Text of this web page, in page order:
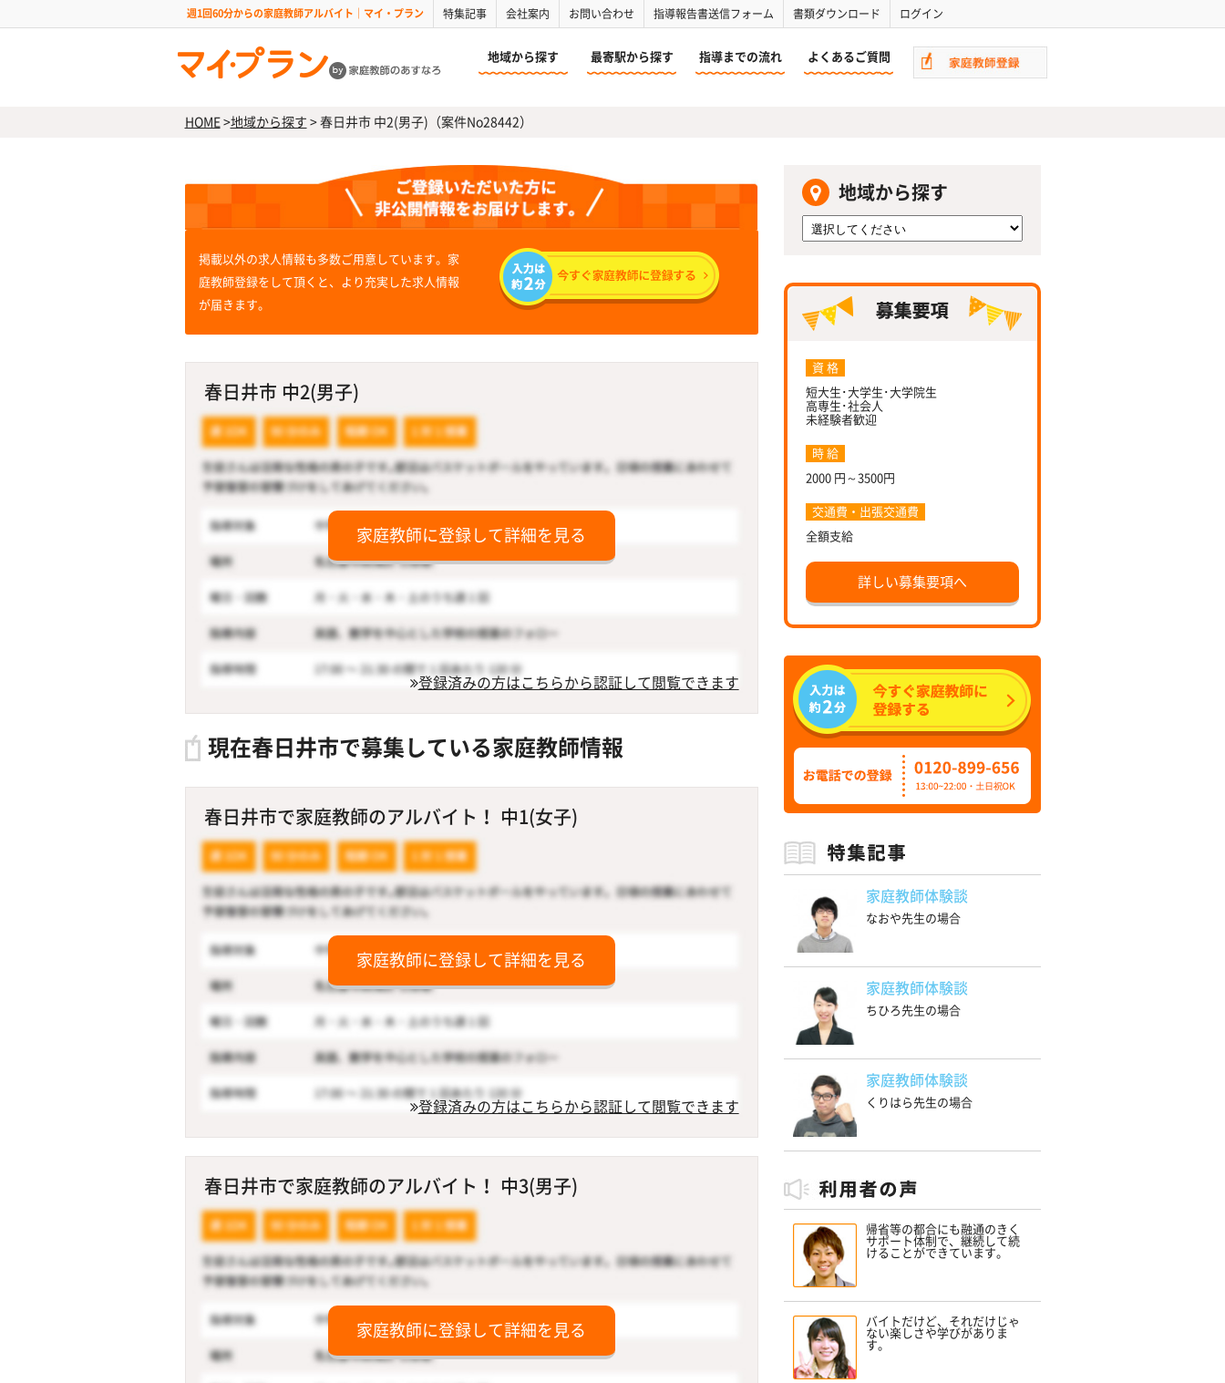
週1回60分からの家庭教師アルバイト｜マイ・プラン 特集記事 会社案内 お問い合わせ 指導報告書送信フォーム 書類ダウンロード ログイン
地域から探す 最寄駅から探す 指導までの流れ よくあるご質問
HOME>地域から探す >春日井市 中2(男子)（案件No28442）
掲載以外の求人情報も多数ご用意しています。家
庭教師登録をして頂くと、より充実した求人情報
が届きます。
春日井市 中2(男子)
家庭教師に登録して詳細を見る
登録済みの方はこちらから認証して閲覧できます
現在春日井市で募集している家庭教師情報
春日井市で家庭教師のアルバイト！ 中1(女子)
家庭教師に登録して詳細を見る
登録済みの方はこちらから認証して閲覧できます
春日井市で家庭教師のアルバイト！ 中3(男子)
家庭教師に登録して詳細を見る
地域から探す
資 格
短大生･大学生･大学院生
高専生･社会人
未経験者歓迎
時 給
2000 円～3500円
交通費・出張交通費
全額支給
詳しい募集要項へ
家庭教師体験談
なおや先生の場合
家庭教師体験談
ちひろ先生の場合
家庭教師体験談
くりはら先生の場合
帰省等の都合にも融通のきく
サポート体制で、継続して続
けることができています。
バイトだけど、それだけじゃ
ない楽しさや学びがありま
す。